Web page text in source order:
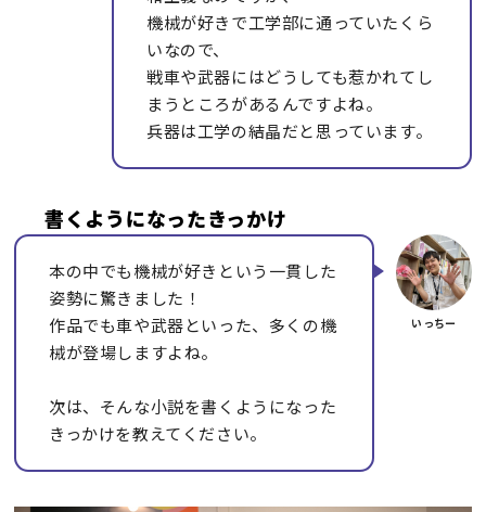
機械が好きで工学部に通っていたくら
いなので、
戦車や武器にはどうしても惹かれてし
まうところがあるんですよね。
兵器は工学の結晶だと思っています。
書くようになったきっかけ
本の中でも機械が好きという一貫した
姿勢に驚きました！
作品でも車や武器といった、多くの機
械が登場しますよね。
次は、そんな小説を書くようになった
きっかけを教えてください。